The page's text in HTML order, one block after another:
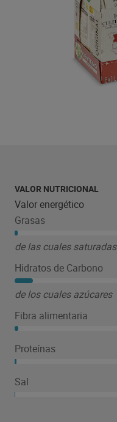
VALOR NUTRICIONAL
Valor energético
Grasas
de las cuales saturadas
Hidratos de Carbono
de los cuales azúcares
Fibra alimentaria
Proteínas
Sal